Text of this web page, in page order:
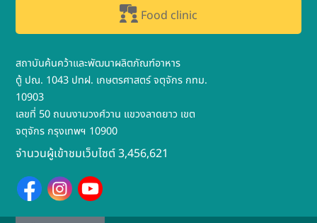
Food clinic
สถาบันค้นคว้าและพัฒนาผลิตภัณฑ์อาหาร
ตู้ ปณ. 1043 ปทฝ. เกษตรศาสตร์ จตุจักร กทม.
10903
เลขที่ 50 ถนนงามวงศ์วาน แขวงลาดยาว เขต
จตุจักร กรุงเทพฯ 10900
จำนวนผู้เข้าชมเว็บไซต์ 3,456,621